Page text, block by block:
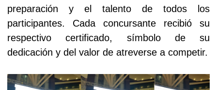
preparación y el talento de todos los
participantes. Cada concursante recibió su
respectivo certificado, símbolo de su
dedicación y del valor de atreverse a competir.